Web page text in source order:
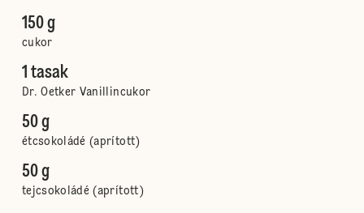
150 g
cukor
1 tasak
Dr. Oetker Vanillincukor
50 g
étcsokoládé (aprított)
50 g
tejcsokoládé (aprított)